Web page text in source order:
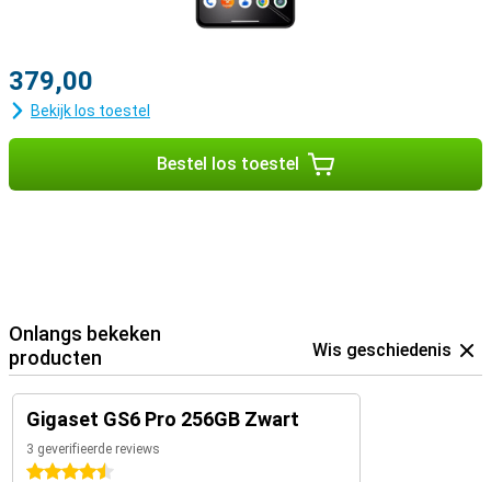
379,00
Bekijk los toestel
Bestel los toestel
Onlangs bekeken
producten
Wis geschiedenis
Gigaset GS6 Pro 256GB Zwart
3 geverifieerde reviews
4.5 sterren